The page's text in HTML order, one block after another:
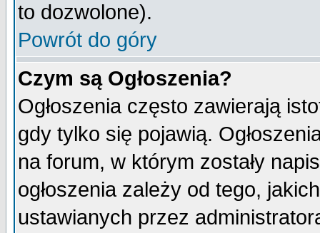
to dozwolone).
Powrót do góry
Czym są Ogłoszenia?
Ogłoszenia często zawierają
gdy tylko się pojawią.
na forum, w którym zostały
ogłoszenia zależy od tego,
ustawianych przez